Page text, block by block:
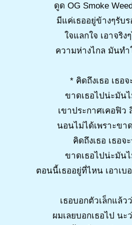
ดูด OG Smoke
มีแค่เธออยู่ข้างๆรับ
ใจแลกใจ เอาจริง
ความห่างไกล มันทำ
* คิดถึงเธอ เธอจ
ขาดเธอไปน่ะมัน
เขาประกาศเคอฟิว
นอนไม่ได้เพราะขา
คิดถึงเธอ เธอจ
ขาดเธอไปน่ะมัน
ตอนนี้เธออยู่ที่ไหน เอาเบ
เธอบอกตัวเล็กแล้ว
ผมเลยบอกเธอไป นะ